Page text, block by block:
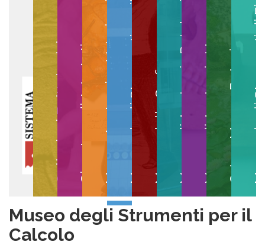
Collezioni EgittologicheGipsoteca di Arte AnticaMuseo Anatomico VeterinarioMuseo degli Strumenti per il CalcoloMuseo della GraficaMuseo di Anatomia PatologicaMuseo di Anatomia UmanaOrto e Museo BotanicoMuseo degli
Museo degli Strumenti per il
Calcolo